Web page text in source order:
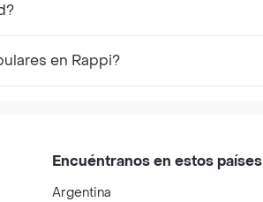
en Rappi?
Encuéntranos en estos países
Argentina